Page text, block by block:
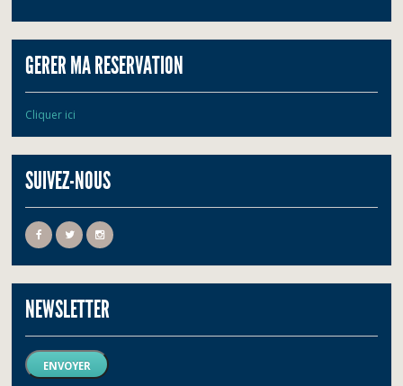
GERER MA RESERVATION
Cliquer ici
SUIVEZ-NOUS
NEWSLETTER
ENVOYER